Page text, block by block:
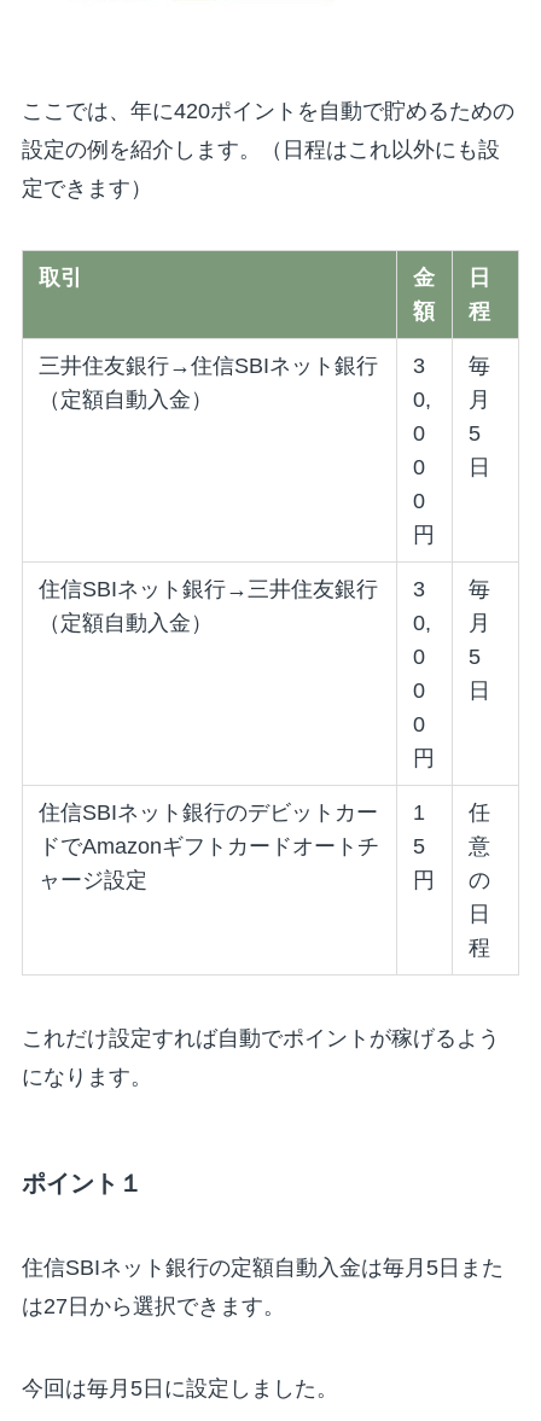
ここでは、年に420ポイントを自動で貯めるための
設定の例を紹介します。（日程はこれ以外にも設
定できます）
取引
金
額
日
程
三井住友銀行→住信SBIネット銀行
（定額自動入金）
3
0,
0
0
0
円
毎
月
5
日
住信SBIネット銀行→三井住友銀行
（定額自動入金）
3
0,
0
0
0
円
毎
月
5
日
住信SBIネット銀行のデビットカー
ドでAmazonギフトカードオートチ
ャージ設定
1
5
円
任
意
の
日
程
これだけ設定すれば自動でポイントが稼げるよう
になります。
ポイント１
住信SBIネット銀行の定額自動入金は毎月5日また
は27日から選択できます。
今回は毎月5日に設定しました。